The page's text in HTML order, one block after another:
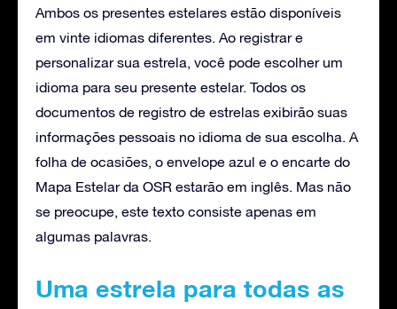
Ambos os presentes estelares estão disponíveis
em vinte idiomas diferentes. Ao registrar e
personalizar sua estrela, você pode escolher um
idioma para seu presente estelar. Todos os
documentos de registro de estrelas exibirão suas
informações pessoais no idioma de sua escolha. A
folha de ocasiões, o envelope azul e o encarte do
Mapa Estelar da OSR estarão em inglês. Mas não
se preocupe, este texto consiste apenas em
algumas palavras.
Uma estrela para todas as